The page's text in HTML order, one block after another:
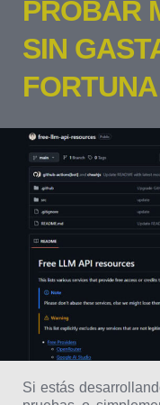
PROBAR
SIN
FORTUNA
Si estás